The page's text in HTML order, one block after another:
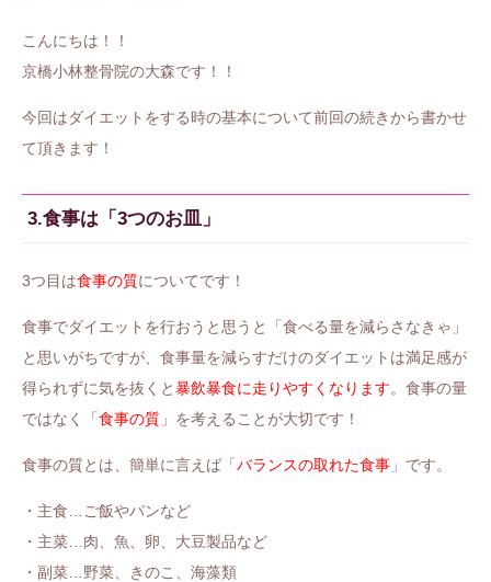
こんにちは！！
京橋小林整骨院の大森です！！
今回はダイエットをする時の基本について前回の続きから書かせ
て頂きます！
3.食事は「3つのお皿」
3つ目は食事の質についてです！
食事でダイエットを行おうと思うと「食べる量を減らさなきゃ」
と思いがちですが、食事量を減らすだけのダイエットは満足感が
得られずに気を抜くと暴飲暴食に走りやすくなります。食事の量
ではなく「 食事の質 」を考えることが大切です！
食事の質とは、簡単に言えば「 バランスの取れた食事 」です。
・主食…ご飯やパンなど
・主菜…肉、魚、卵、大豆製品など
・副菜…野菜、きのこ、海藻類